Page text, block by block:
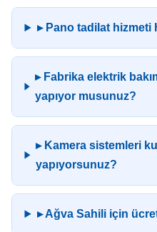
▸ Pano tadilat hizmeti
▸ Fabrika elektrik
yapıyor musunuz?
▸ Kamera sistemleri
yapıyorsunuz?
▸ Ağva Sahili için